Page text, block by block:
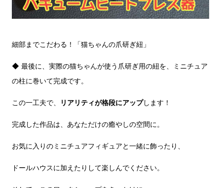
細部までこだわる！「猫ちゃんの爪研ぎ紐」
◆ 最後に、実際の猫ちゃんが使う爪研ぎ用の紐を、ミニチュア
の柱に巻いて完成です。
この一工夫で、 リアリティが格段にアップします！
完成した作品は、あなただけの癒やしの空間に。
お気に入りのミニチュアフィギュアと一緒に飾ったり、
ドールハウスに加えたりして楽しんでください。